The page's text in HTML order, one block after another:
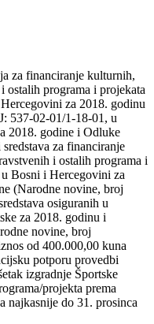
za financiranje kulturnih,
ostalih programa i projekata
za 2018. godinu
537-02-01/1-18-01, u
2018. godine i Odluke
za financiranje
i ostalih programa i
Bosni i Hercegovini za
(Narodne novine, broj
osiguranih u
za 2018. godinu i
novine, broj
od 400.000,00 kuna
potporu provedbi
izgradnje Športske
projekta prema
najkasnije do 31. prosinca